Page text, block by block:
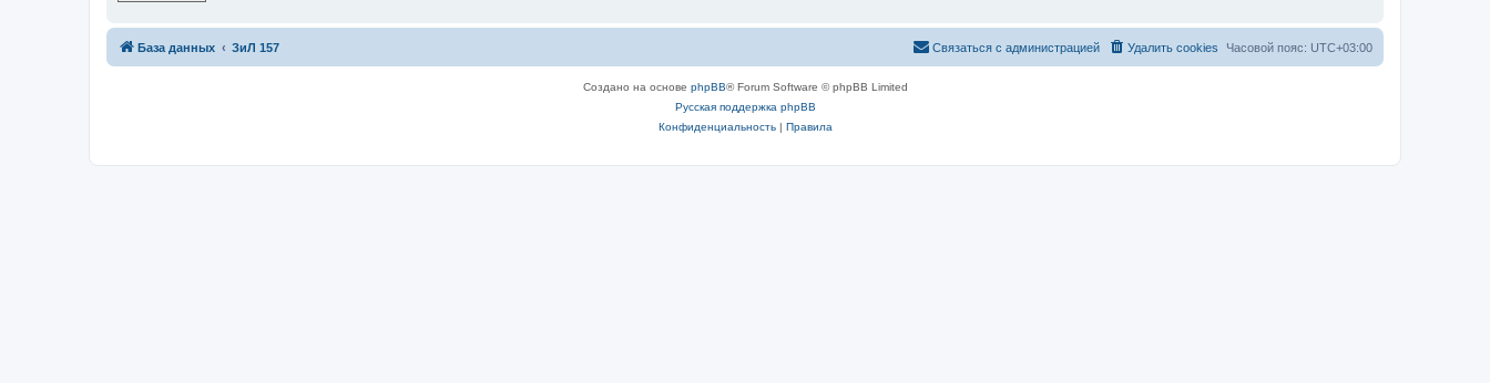
База данных ЗиЛ 157 Часовой пояс: UTC+03:00
Удалить cookies
Связаться с администрацией
Создано на основе phpBB® Forum Software © phpBB Limited
Русская поддержка phpBB
Конфиденциальность| Правила